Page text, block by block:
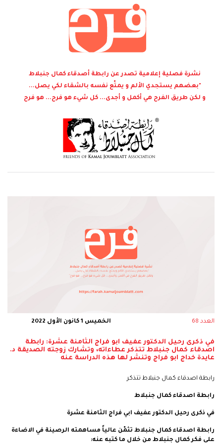
نشرة فصلية إعلامية تصدر عن رابطة أصدقاء كمال جنبلاط
"بعضهم يستجدي الألم و يمتّع نفسه بالشقاء لكي يصل...
و لكن طريق الفرح هي أكمل و أجدى... كل شيء هو فرح... هو فرح
العدد 68 الخميس 1 كانون الأول 2022
في ذكرى رحيل الدكتور عفيف ابو فراج الثامنة عشرة: رابطة
اصدقاء كمال جنبلاط تتذكر عطاءاته، وتشارك زوجته الصديقة د.
عايدة خداج ابو فراج وتنشر لها هذه الدراسة عنه
رابطة اصدقاء كمال جنبلاط تتذكر
رابطة اصدقاء كمال جنبلاط
في ذكرى رحيل الدكتور عفيف ابي فراج الثامنة عشرة
رابطة اصدقاء كمال جنبلاط تثمّن عالياً مساهمته الرصينة في الاضاءة
على فكر كمال جنبلاط من خلال ما كتبه عنه: